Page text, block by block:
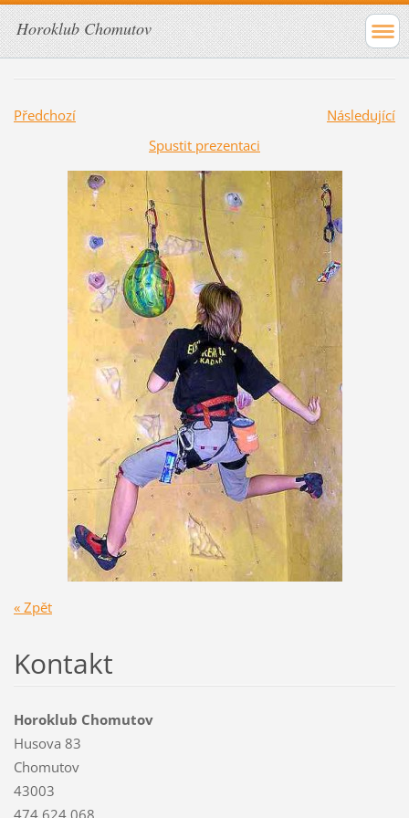
Horoklub Chomutov
Předchozí
Následující
Spustit prezentaci
« Zpět
Kontakt
Horoklub Chomutov
Husova 83
Chomutov
43003
474 624 068